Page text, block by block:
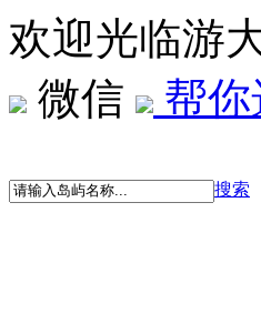
欢迎光临游
微信
帮你
搜索